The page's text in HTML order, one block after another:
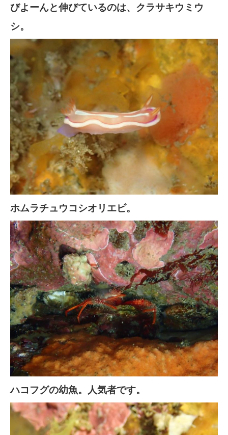
びよーんと伸びているのは、クラサキウミウ
シ。
ホムラチュウコシオリエビ。
ハコフグの幼魚。人気者です。